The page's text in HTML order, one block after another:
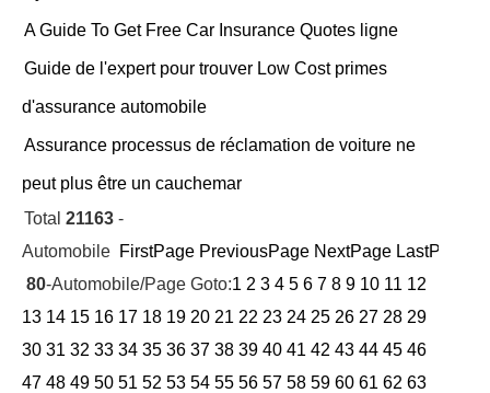
A Guide To Get Free Car Insurance Quotes ligne
Guide de l'expert pour trouver Low Cost primes
d'assurance automobile
Assurance processus de réclamation de voiture ne
peut plus être un cauchemar
Total 21163 -
Automobile FirstPage PreviousPage NextPage LastPage
80-Automobile/Page Goto:1 2 3 4 5 6 7 8 9 10 11 12
13 14 15 16 17 18 19 20 21 22 23 24 25 26 27 28 29
30 31 32 33 34 35 36 37 38 39 40 41 42 43 44 45 46
47 48 49 50 51 52 53 54 55 56 57 58 59 60 61 62 63